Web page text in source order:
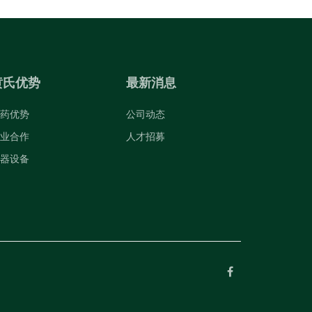
氏优势
优势
合作
设备
最新消息
公司动态
人才招募